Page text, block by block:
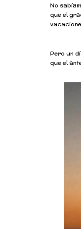
No
que el
Pero un
que el